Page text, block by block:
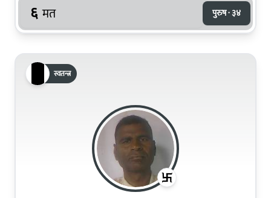
६ मत पुरुष · ३४
स्वतन्त्र